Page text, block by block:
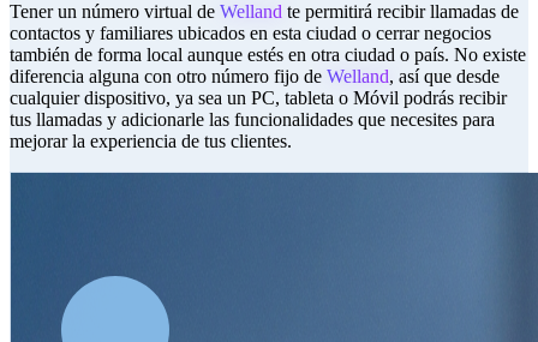
Tener un número virtual de Welland te permitirá recibir llamadas de
contactos y familiares ubicados en esta ciudad o cerrar negocios
también de forma local aunque estés en otra ciudad o país. No existe
diferencia alguna con otro número fijo de Welland, así que desde
cualquier dispositivo, ya sea un PC, tableta o Móvil podrás recibir
tus llamadas y adicionarle las funcionalidades que necesites para
mejorar la experiencia de tus clientes.